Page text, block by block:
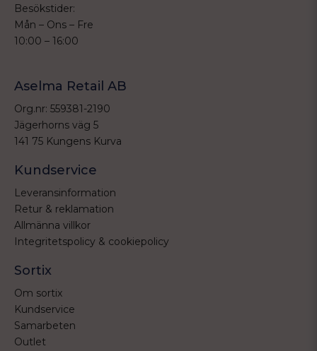
Besökstider:
Mån – Ons – Fre
10:00 – 16:00
Aselma Retail AB
Org.nr: 559381-2190
Jägerhorns väg 5
141 75 Kungens Kurva
Kundservice
Leveransinformation
Retur & reklamation
Allmänna villkor
Integritetspolicy & cookiepolicy
Sortix
Om sortix
Kundservice
Samarbeten
Outlet